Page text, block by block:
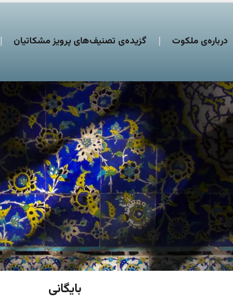
درباره‌ی ملکوت گزیده‌ی تصنیف‌های پرویز مشکاتیان
بایگانی